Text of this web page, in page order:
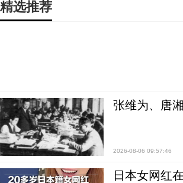
精选推荐
张维为、唐
2026-08-06 09:57:46
日本女网红